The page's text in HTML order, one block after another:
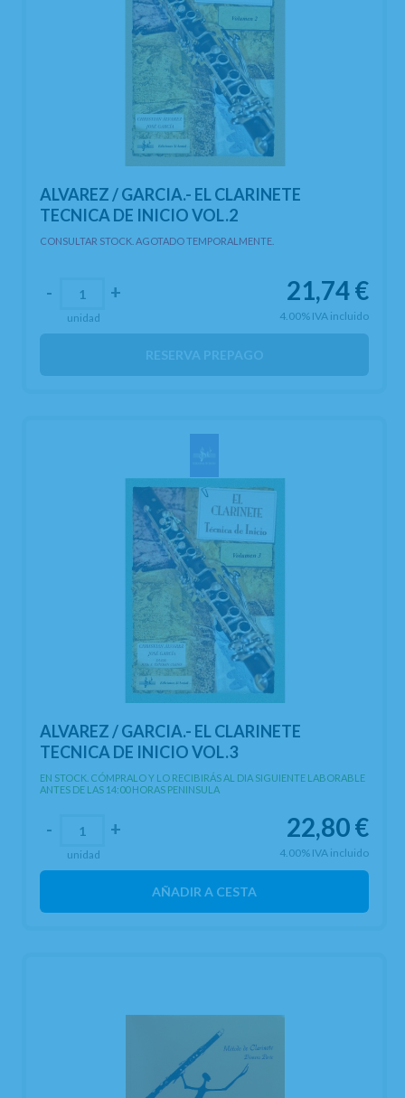
ALVAREZ / GARCIA.- EL CLARINETE
TECNICA DE INICIO VOL.2
CONSULTAR STOCK. AGOTADO TEMPORALMENTE.
21,74€
4.00% IVA incluido
- +
unidad
RESERVA PREPAGO
ALVAREZ / GARCIA.- EL CLARINETE
TECNICA DE INICIO VOL.3
EN STOCK. CÓMPRALO Y LO RECIBIRÁS AL DIA SIGUIENTE LABORABLE
ANTES DE LAS 14:00 HORAS PENINSULA
22,80€
4.00% IVA incluido
- +
unidad
AÑADIR A CESTA